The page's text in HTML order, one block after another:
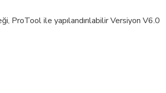
ProTool ile yapılandırılabilir Versiyon V6.0